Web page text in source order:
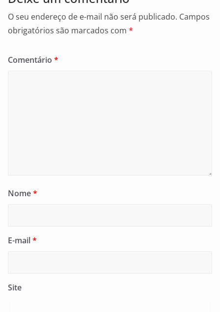
O seu endereço de e-mail não será publicado. Campos
obrigatórios são marcados com *
Comentário *
Nome*
E-mail*
Site